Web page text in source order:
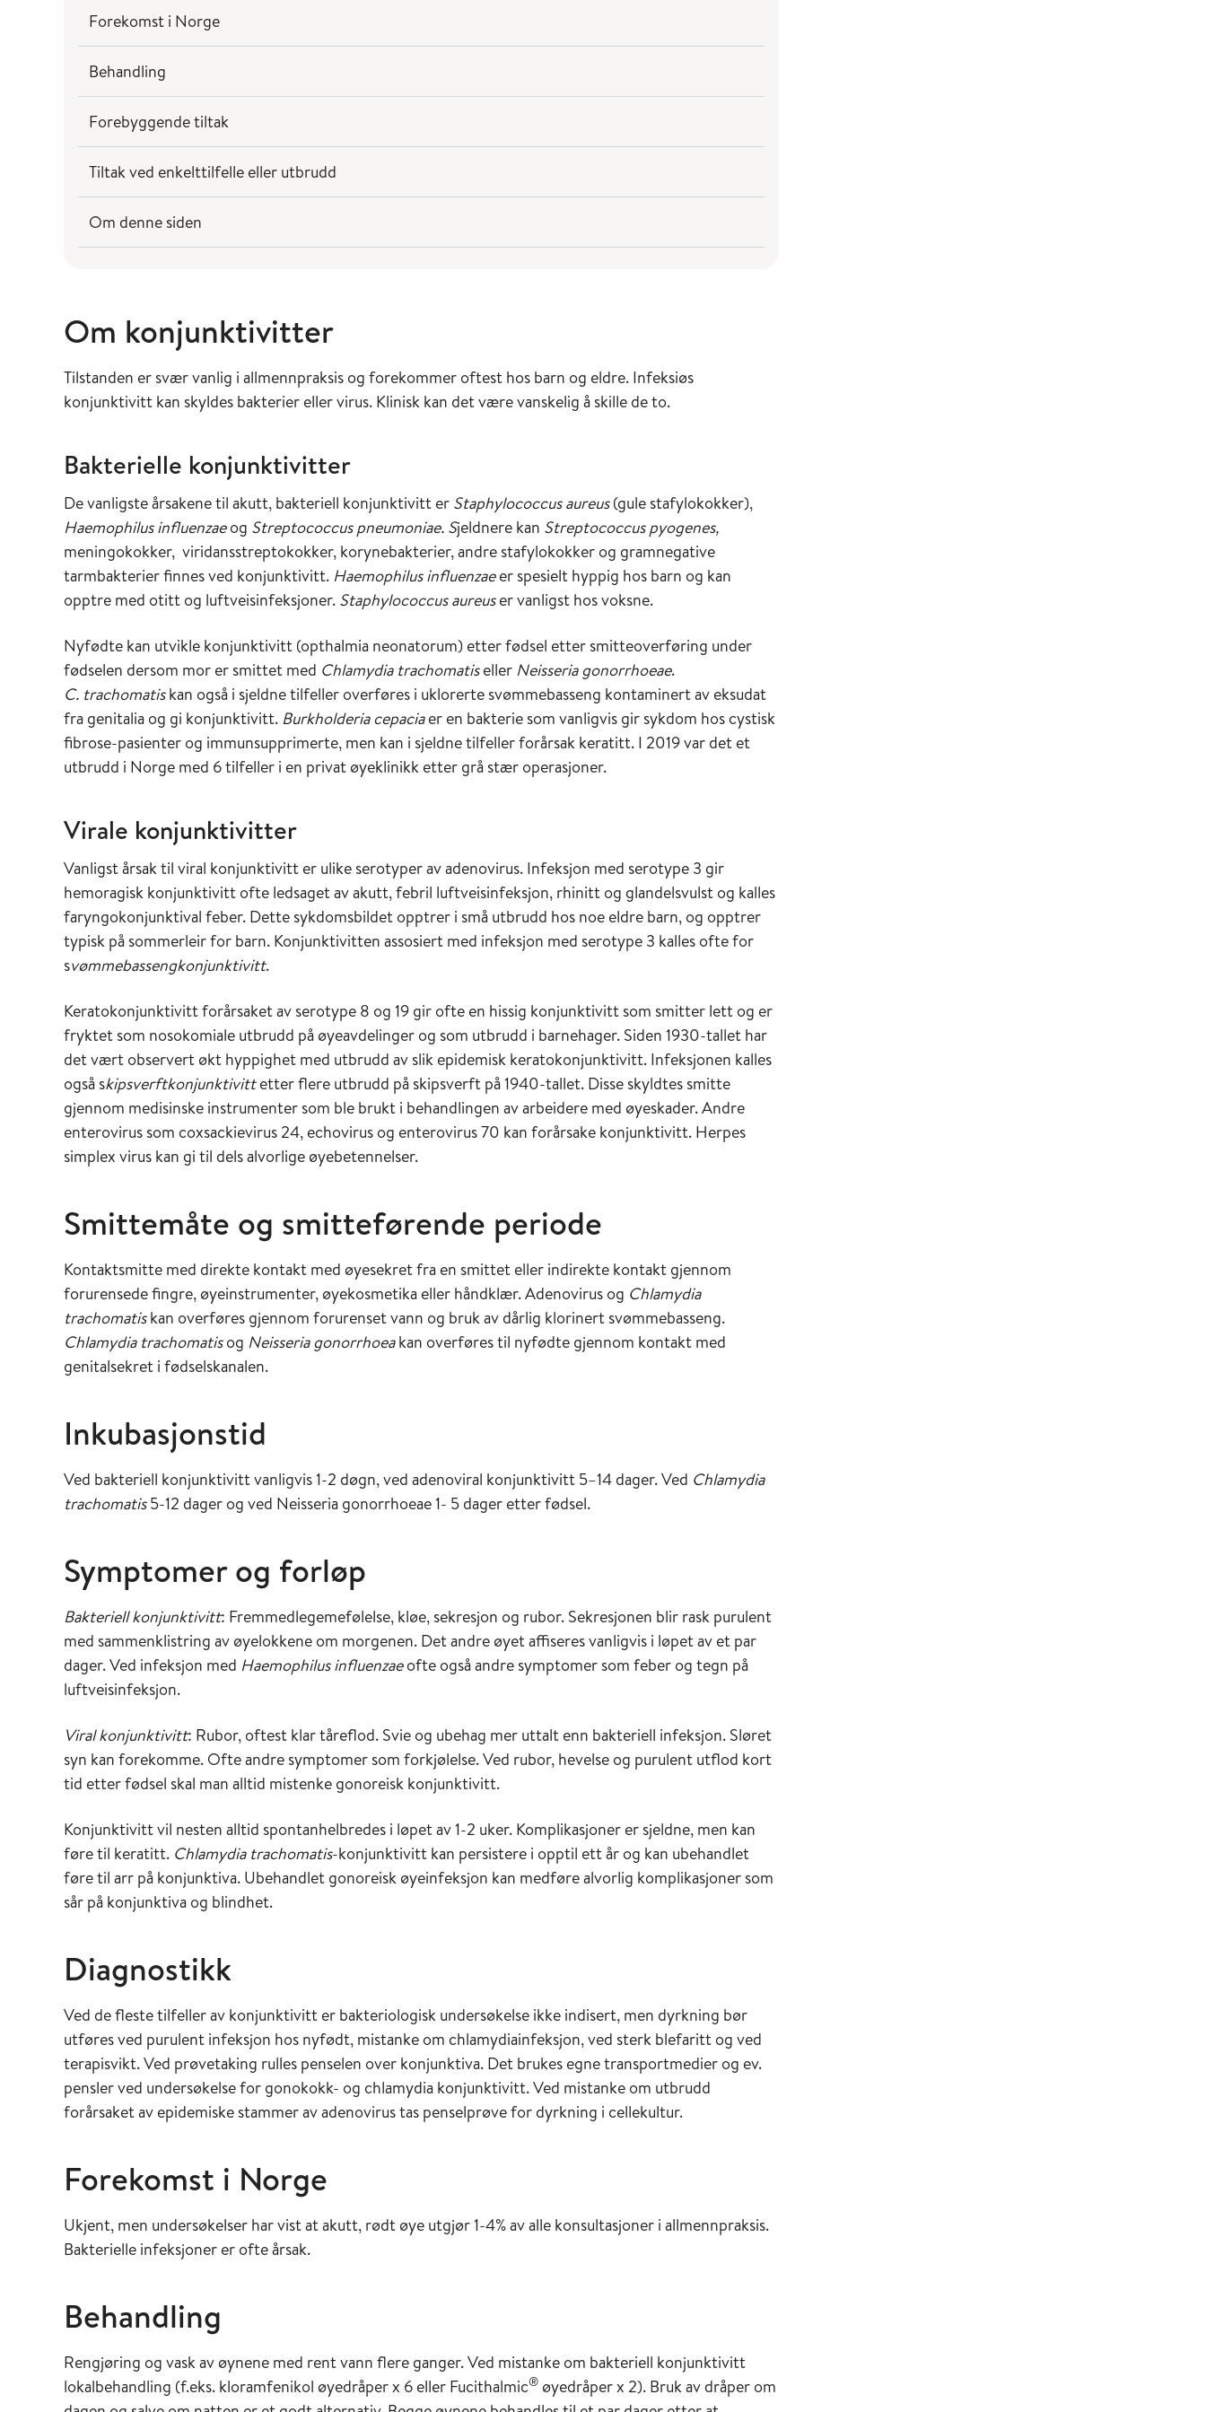
Forekomst i Norge
Behandling
Forebyggende tiltak
Tiltak ved enkelttilfelle eller utbrudd
Om denne siden
Om konjunktivitter
Tilstanden er svær vanlig i allmennpraksis og forekommer oftest hos barn og eldre. Infeksiøs
konjunktivitt kan skyldes bakterier eller virus. Klinisk kan det være vanskelig å skille de to.
Bakterielle konjunktivitter
De vanligste årsakene til akutt, bakteriell konjunktivitt er Staphylococcus aureus(gule stafylokokker),
Haemophilus influenzaeog Streptococcus pneumoniae. Sjeldnere kan Streptococcus pyogenes,
meningokokker, viridansstreptokokker, korynebakterier, andre stafylokokker og gramnegative
tarmbakterier finnes ved konjunktivitt. Haemophilus influenzaeer spesielt hyppig hos barn og kan
opptre med otitt og luftveisinfeksjoner. Staphylococcus aureuser vanligst hos voksne.
Nyfødte kan utvikle konjunktivitt (opthalmia neonatorum) etter fødsel etter smitteoverføring under
fødselen dersom mor er smittet med Chlamydia trachomatiseller Neisseria gonorrhoeae.
C. trachomatiskan også i sjeldne tilfeller overføres i uklorerte svømmebasseng kontaminert av eksudat
fra genitalia og gi konjunktivitt. Burkholderia cepaciaer en bakterie som vanligvis gir sykdom hos cystisk
fibrose-pasienter og immunsupprimerte, men kan i sjeldne tilfeller forårsak keratitt. I 2019 var det et
utbrudd i Norge med 6 tilfeller i en privat øyeklinikk etter grå stær operasjoner.
Virale konjunktivitter
Vanligst årsak til viral konjunktivitt er ulike serotyper av adenovirus. Infeksjon med serotype 3 gir
hemoragisk konjunktivitt ofte ledsaget av akutt, febril luftveisinfeksjon, rhinitt og glandelsvulst og kalles
faryngokonjunktival feber. Dette sykdomsbildet opptrer i små utbrudd hos noe eldre barn, og opptrer
typisk på sommerleir for barn. Konjunktivitten assosiert med infeksjon med serotype 3 kalles ofte for
svømmebassengkonjunktivitt.
Keratokonjunktivitt forårsaket av serotype 8 og 19 gir ofte en hissig konjunktivitt som smitter lett og er
fryktet som nosokomiale utbrudd på øyeavdelinger og som utbrudd i barnehager. Siden 1930-tallet har
det vært observert økt hyppighet med utbrudd av slik epidemisk keratokonjunktivitt. Infeksjonen kalles
også skipsverftkonjunktivittetter flere utbrudd på skipsverft på 1940-tallet. Disse skyldtes smitte
gjennom medisinske instrumenter som ble brukt i behandlingen av arbeidere med øyeskader. Andre
enterovirus som coxsackievirus 24, echovirus og enterovirus 70 kan forårsake konjunktivitt. Herpes
simplex virus kan gi til dels alvorlige øyebetennelser.
Smittemåte og smitteførende periode
Kontaktsmitte med direkte kontakt med øyesekret fra en smittet eller indirekte kontakt gjennom
forurensede fingre, øyeinstrumenter, øyekosmetika eller håndklær. Adenovirus og Chlamydia
trachomatiskan overføres gjennom forurenset vann og bruk av dårlig klorinert svømmebasseng.
Chlamydia trachomatisog Neisseria gonorrhoeakan overføres til nyfødte gjennom kontakt med
genitalsekret i fødselskanalen.
Inkubasjonstid
Ved bakteriell konjunktivitt vanligvis 1-2 døgn, ved adenoviral konjunktivitt 5–14 dager. Ved Chlamydia
trachomatis5-12 dager og ved Neisseria gonorrhoeae 1- 5 dager etter fødsel.
Symptomer og forløp
Bakteriell konjunktivitt: Fremmedlegemefølelse, kløe, sekresjon og rubor. Sekresjonen blir rask purulent
med sammenklistring av øyelokkene om morgenen. Det andre øyet affiseres vanligvis i løpet av et par
dager. Ved infeksjon med Haemophilus influenzaeofte også andre symptomer som feber og tegn på
luftveisinfeksjon.
Viral konjunktivitt: Rubor, oftest klar tåreflod. Svie og ubehag mer uttalt enn bakteriell infeksjon. Sløret
syn kan forekomme. Ofte andre symptomer som forkjølelse. Ved rubor, hevelse og purulent utflod kort
tid etter fødsel skal man alltid mistenke gonoreisk konjunktivitt.
Konjunktivitt vil nesten alltid spontanhelbredes i løpet av 1-2 uker. Komplikasjoner er sjeldne, men kan
føre til keratitt. Chlamydia trachomatis-konjunktivitt kan persistere i opptil ett år og kan ubehandlet
føre til arr på konjunktiva. Ubehandlet gonoreisk øyeinfeksjon kan medføre alvorlig komplikasjoner som
sår på konjunktiva og blindhet.
Diagnostikk
Ved de fleste tilfeller av konjunktivitt er bakteriologisk undersøkelse ikke indisert, men dyrkning bør
utføres ved purulent infeksjon hos nyfødt, mistanke om chlamydiainfeksjon, ved sterk blefaritt og ved
terapisvikt. Ved prøvetaking rulles penselen over konjunktiva. Det brukes egne transportmedier og ev.
pensler ved undersøkelse for gonokokk- og chlamydia konjunktivitt. Ved mistanke om utbrudd
forårsaket av epidemiske stammer av adenovirus tas penselprøve for dyrkning i cellekultur.
Forekomst i Norge
Ukjent, men undersøkelser har vist at akutt, rødt øye utgjør 1-4% av alle konsultasjoner i allmennpraksis.
Bakterielle infeksjoner er ofte årsak.
Behandling
Rengjøring og vask av øynene med rent vann flere ganger. Ved mistanke om bakteriell konjunktivitt
lokal­behandling (f.eks. kloramfenikol øyedråper x 6 eller Fucithalmic® øyedråper x 2). Bruk av dråper om